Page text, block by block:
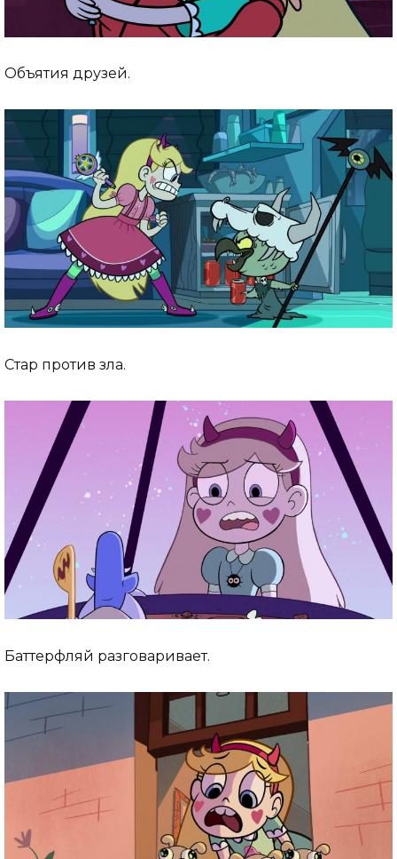
Объятия друзей.
Стар против зла.
Баттерфляй разговаривает.